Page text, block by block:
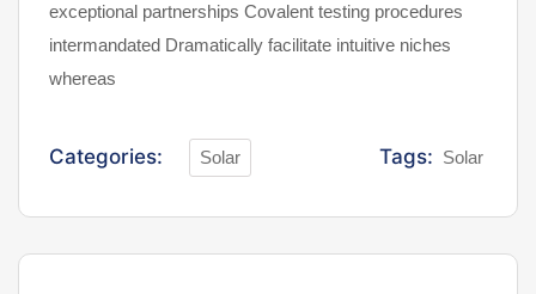
exceptional partnerships Covalent testing procedures
intermandated Dramatically facilitate intuitive niches
whereas
Categories: Solar Tags: Solar